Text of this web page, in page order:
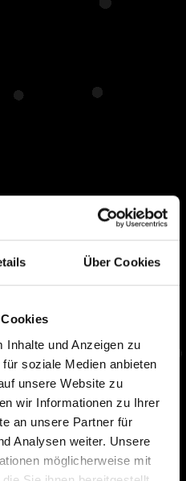
Über Cookies
Inhalte und Anzeigen zu
soziale Medien anbieten
unsere Website zu
wir Informationen zu Ihrer
an unsere Partner für
Analysen weiter. Unsere
möglicherweise mit